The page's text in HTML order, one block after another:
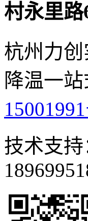
村永里路
杭州力
降温一
技术支